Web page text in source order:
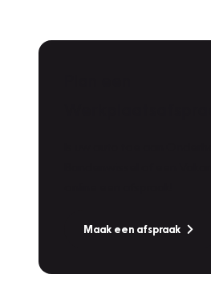
Maak een afspraak